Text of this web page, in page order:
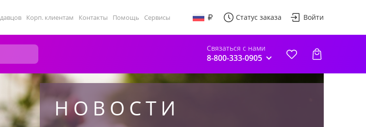
Корп. клиентам Контакты Помощь Сервисы Статус заказа Войти
Связаться с нами
8-800-333-0905
НОВОСТИ